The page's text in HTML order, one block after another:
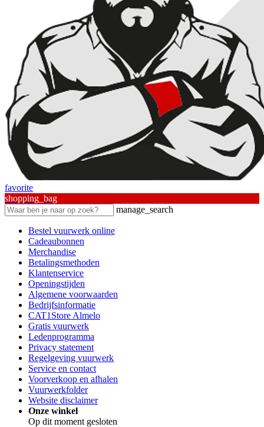
favorite
shopping_bag
manage_search
Bestel vuurwerk online
Cadeaubonnen
Merchandise
Betalingsmethoden
Klantenservice
Openingstijden
Algemene voorwaarden
Bedrijfsinformatie
CAT1Store Almelo
Gratis vuurwerk
Ledenprogramma
Privacy statement
Regelgeving vuurwerk
Service en contact
Voorverkoop en afhalen
Vuurwerkfolder
Website disclaimer
Onze winkel
Op dit moment gesloten